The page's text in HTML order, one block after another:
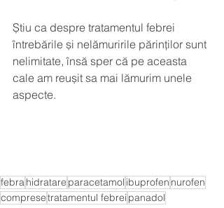
Știu ca despre tratamentul febrei
întrebările și nelămuririle părinților sunt
nelimitate, însă sper că pe aceasta
cale am reușit sa mai lămurim unele
aspecte.
febrahidratare paracetamol ibuprofen nurofen
compresetratamentul febrei panadol